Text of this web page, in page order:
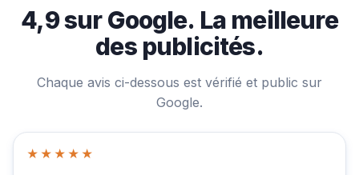
4,9 sur Google. La meilleure
des publicités.
Chaque avis ci-dessous est vérifié et public sur
Google.
★★★★★